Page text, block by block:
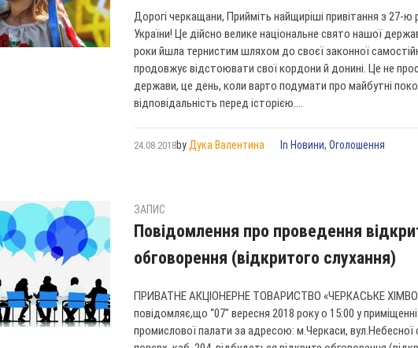
Дорогі черкащани, Прийміть найщиріші привітання з 27-ю
України! Це дійсно велике національне свято нашої
роки йшла тернистим шляхом до своєї законної
продовжує відстоювати свої кордони й донині. Це не
держави, це день, коли варто подумати про майбутні
відповідальність перед історією....
24.08.2018by Дука Валентина In Новини,Оголошення
ЗАПИС
Повідомлення про проведення
обговорення (відкритого слухання)
ПРИВАТНЕ АКЦІОНЕРНЕ ТОВАРИСТВО «ЧЕРКАСЬКЕ
повідомляє,що “07″ вересня 2018 року о 15:00 у
промислової палати за адресою: м.Черкаси, вул.Небесної